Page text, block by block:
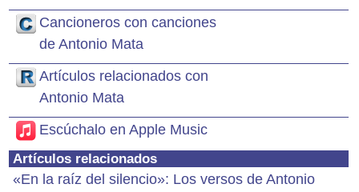
Cancioneros con canciones
de Antonio Mata
Artículos relacionados con
Antonio Mata
Escúchalo en Apple Music
Artículos relacionados
«En la raíz del silencio»: Los versos de Antonio